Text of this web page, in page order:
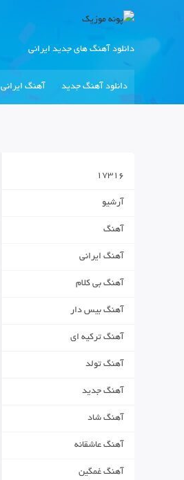
دانلود آهنگ های جدید ایرانی
دانلود آهنگ جدید آهنگ ایرانی
17316
آرشیو
آهنگ
آهنگ ایرانی
آهنگ بی کلام
آهنگ بیس دار
آهنگ ترکیه ای
آهنگ تولد
آهنگ جدید
آهنگ شاد
آهنگ عاشقانه
آهنگ غمگین